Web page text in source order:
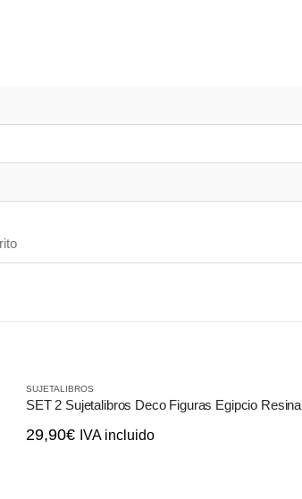
SUJETALIBROS
SET 2 Sujetalibros Deco Figuras Egipcio Resina
29,90€ IVA incluido